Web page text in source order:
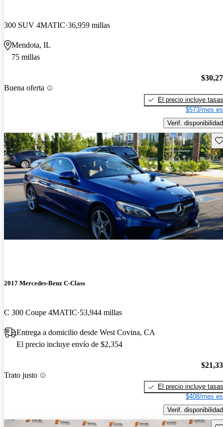
300 SUV 4MATIC 36,959 millas
Mendota, IL
75 millas
Buena oferta
El precio incluye tasas
$573/mes
Verif. disponibilidad
2017 Mercedes-Benz C-Class
C 300 Coupe 4MATIC 53,944 millas
Entrega a domicilio desde West Covina, CA
El precio incluye envío de $2,354
Trato justo
El precio incluye tasas
$408/mes
Verif. disponibilidad